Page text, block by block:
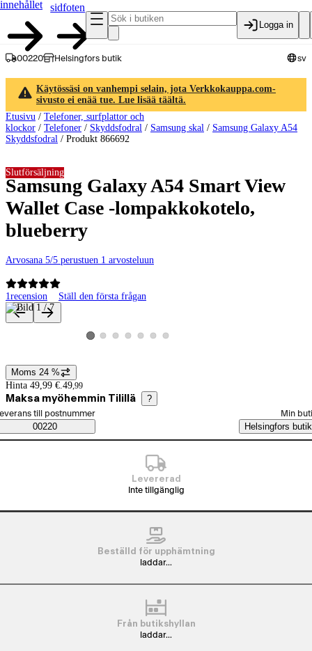
innehållet
sidfoten
Logga in
00220 Helsingfors butik sv
Käytössäsi on vanhempi selain, jota Verkkokauppa.com-
sivusto ei enää tue. Lue lisää täältä.
Etusivu / Telefoner, surfplattor och
klockor / Telefoner / Skyddsfodral / Samsung skal / Samsung Galaxy A54
Skyddsfodral / Produkt 866692
Samsung Galaxy A54 Smart View
Wallet Case -lompakkokotelo,
blueberry
Arvosana 5/5 perustuen 1 arvosteluun
1recension Ställ den första frågan
Slutförsäljning
Produktbilder och videor
Visa produktbild 1
Visa produktbild 2
Visa produktbild 3
Visa produktbild 4
Visa produktbild 5
Visa produktbild 6
Visa produktbild 7
Prisinformation
Moms 24 %
Hinta 49,99 €. 49,99
Maksa myöhemmin Tilillä ?
Saatavuustiedot
beställningssätt
till postnummer
00220
Min
Helsingfors butik
Levererad
Inte tillgänglig
Beställd för upphämtning
laddar...
Från butikshyllan
laddar...